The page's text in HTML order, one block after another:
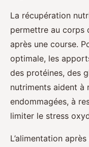
La récupération
permettre au corps
après une course.
optimale, les
des protéines, des
nutriments aident à
endommagées, à
limiter le stress
L’alimentation